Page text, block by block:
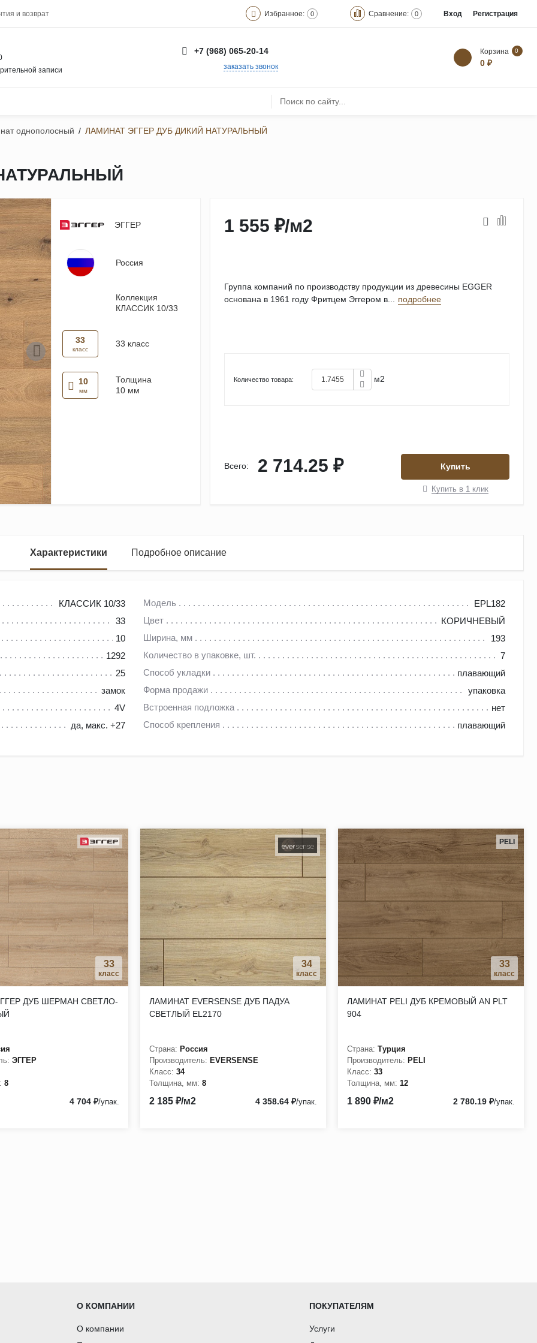
и возврат Избранное: 0 Сравнение: 0 Вход Регистрация
записи
+7 (968) 065-20-14
заказать звонок
Корзина 0
0 ₽
однополосный / ЛАМИНАТ ЭГГЕР ДУБ ДИКИЙ НАТУРАЛЬНЫЙ
ЭГГЕР
Россия
Коллекция
КЛАССИК 10/33
33
класс
33 класс
10
мм
Толщина
10 мм
1 555 ₽/м2
Группа компаний по производству продукции из древесины EGGER
основана в 1961 году Фритцем Эггером в...
подробнее
Количество товара: м2
Всего: 2 714.25 ₽ Купить
Купить в 1 клик
Характеристики Подробное описание
КЛАССИК 10/33 Модель
EPL182
33 Цвет
КОРИЧНЕВЫЙ
10 Ширина, мм
193
1292 Количество в упаковке, шт.
7
25 Способ укладки
плавающий
замок Форма продажи
упаковка
4V Встроенная подложка
нет
да, макс. +27 Способ крепления плавающий
и современным технологиям, используя в работе качественные/экологические материалы и внедряя в
и стилистических решений. Безопасность продукции подтверждена сертификатами качества, что позволяет
детских комнатах, медицинских заведениях и дошкольных учреждениях.
столовых и кухонных зонах;
микроклимату в помещении;
в жилых и коммерческих помещениях;
любой вариант чистки покрытия без потери его эстетичности.
древесина и камень, гладкая и рыхлая, минерал, натуральная структура.
33
класс
ДУБ ШЕРМАН СВЕТЛО-
ЭГГЕР
8
4 704 ₽/упак.
34
класс
ЛАМИНАТ EVERSENSE ДУБ ПАДУА
СВЕТЛЫЙ EL2170
Страна: Россия
Производитель: EVERSENSE
Класс: 34
Толщина, мм: 8
2 185 ₽/м2 4 358.64 ₽/упак.
33
класс
PELI
ЛАМИНАТ PELI ДУБ КРЕМОВЫЙ AN PLT
904
Страна: Турция
Производитель: PELI
Класс: 33
Толщина, мм: 12
1 890 ₽/м2 2 780.19 ₽/упак.
О КОМПАНИИ
О компании
ПОКУПАТЕЛЯМ
Услуги